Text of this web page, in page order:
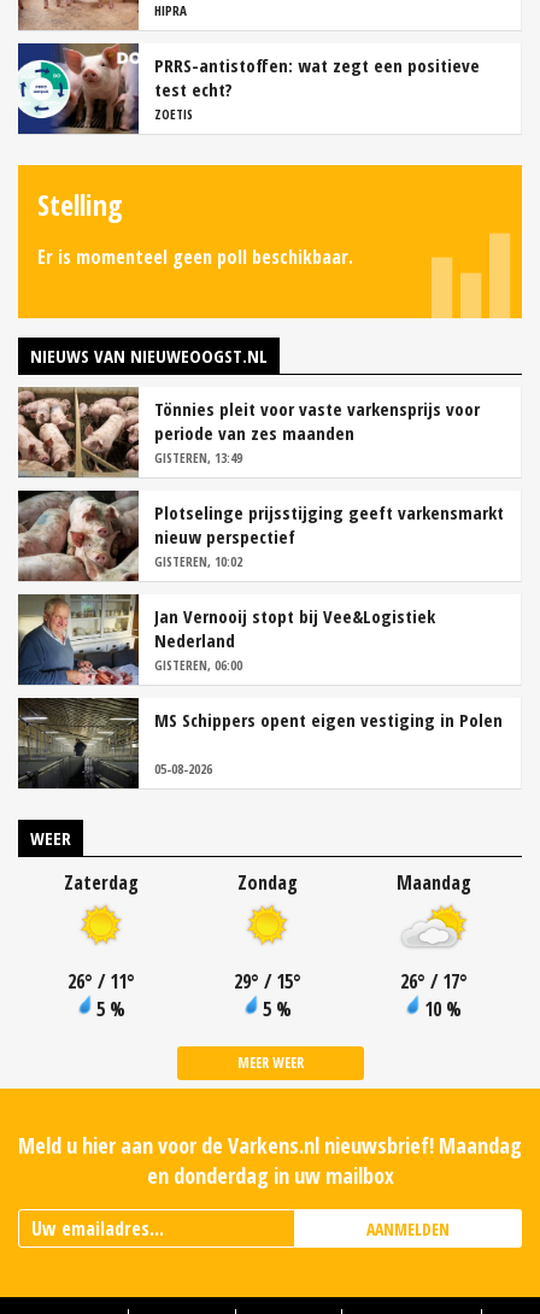
HIPRA
PRRS-antistoffen: wat zegt een positieve
test echt?
ZOETIS
Stelling
Er is momenteel geen poll beschikbaar.
NIEUWS VAN NIEUWEOOGST.NL
Tönnies pleit voor vaste varkensprijs voor
periode van zes maanden
GISTEREN, 13:49
Plotselinge prijsstijging geeft varkensmarkt
nieuw perspectief
GISTEREN, 10:02
Jan Vernooij stopt bij Vee&Logistiek
Nederland
GISTEREN, 06:00
MS Schippers opent eigen vestiging in Polen
05-08-2026
WEER
Zaterdag
26° / 11°
5 %
Zondag
29° / 15°
5 %
Maandag
26° / 17°
10 %
MEER WEER
Meld u hier aan voor de Varkens.nl nieuwsbrief! Maandag
en donderdag in uw mailbox
AANMELDEN